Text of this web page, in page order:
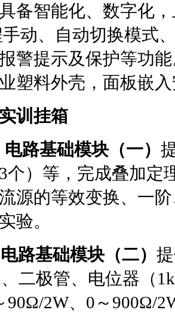
备智能化、数字化
动、自动切换模式
警提示及保护等功
塑料外壳，面板嵌
训挂箱
电路基础模块（一）
3个）等，完成叠加定
源的等效变换、一
验。
电路基础模块（二）
二极管、电位器（
90Ω/2W、 0 ～ 900Ω/